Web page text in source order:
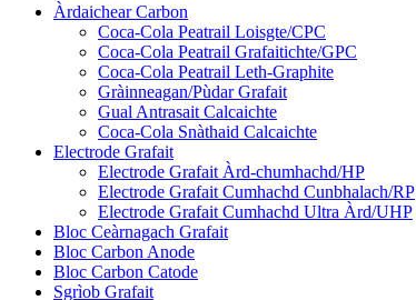
Àrdaichear Carbon
Coca-Cola Peatrail Loisgte/CPC
Coca-Cola Peatrail Grafaitichte/GPC
Coca-Cola Peatrail Leth-Graphite
Gràinneagan/Pùdar Grafait
Gual Antrasait Calcaichte
Coca-Cola Snàthaid Calcaichte
Electrode Grafait
Electrode Grafait Àrd-chumhachd/HP
Electrode Grafait Cumhachd Cunbhalach/RP
Electrode Grafait Cumhachd Ultra Àrd/UHP
Bloc Ceàrnagach Grafait
Bloc Carbon Anode
Bloc Carbon Catode
Sgrìob Grafait